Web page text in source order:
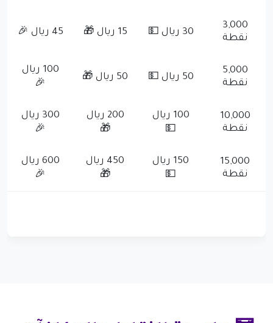
3,000
نقطة
30 ريال 💵 15 ريال 🎁 45 ريال 🎉
5,000
نقطة
50 ريال 💵 50 ريال 🎁
100 ريال
🎉
10,000
نقطة
100 ريال
💵
200 ريال
🎁
300 ريال
🎉
15,000
نقطة
150 ريال
💵
450 ريال
🎁
600 ريال
🎉